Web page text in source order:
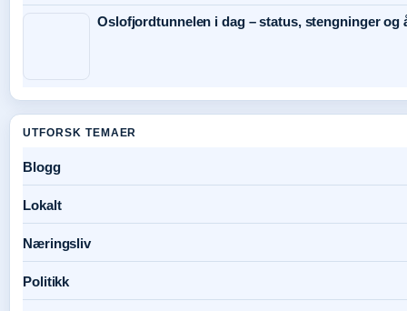
Oslofjordtunnelen i dag – status, stengninger og
UTFORSK TEMAER
Blogg
Lokalt
Næringsliv
Politikk